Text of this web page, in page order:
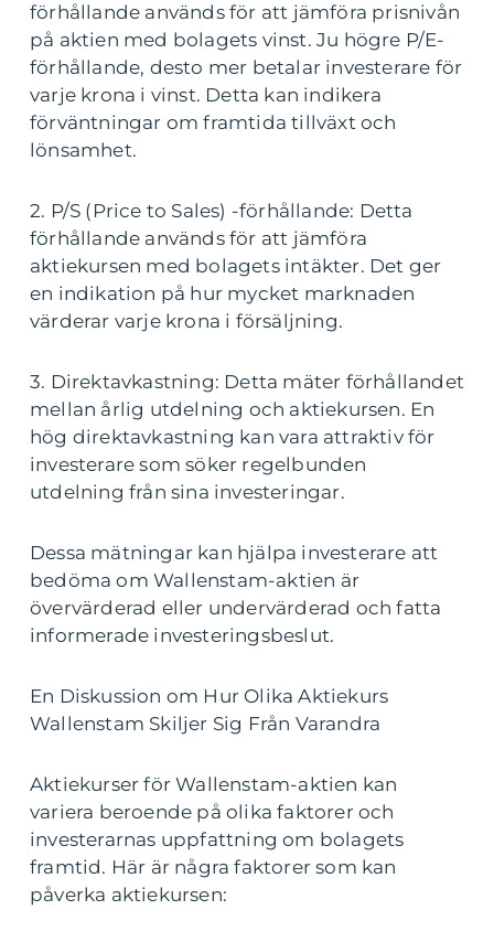
förhållande används för att jämföra prisnivån
på aktien med bolagets vinst. Ju högre P/E-
förhållande, desto mer betalar investerare för
varje krona i vinst. Detta kan indikera
förväntningar om framtida tillväxt och
lönsamhet.
2. P/S (Price to Sales) -förhållande: Detta
förhållande används för att jämföra
aktiekursen med bolagets intäkter. Det ger
en indikation på hur mycket marknaden
värderar varje krona i försäljning.
3. Direktavkastning: Detta mäter förhållandet
mellan årlig utdelning och aktiekursen. En
hög direktavkastning kan vara attraktiv för
investerare som söker regelbunden
utdelning från sina investeringar.
Dessa mätningar kan hjälpa investerare att
bedöma om Wallenstam-aktien är
övervärderad eller undervärderad och fatta
informerade investeringsbeslut.
En Diskussion om Hur Olika Aktiekurs
Wallenstam Skiljer Sig Från Varandra
Aktiekurser för Wallenstam-aktien kan
variera beroende på olika faktorer och
investerarnas uppfattning om bolagets
framtid. Här är några faktorer som kan
påverka aktiekursen: